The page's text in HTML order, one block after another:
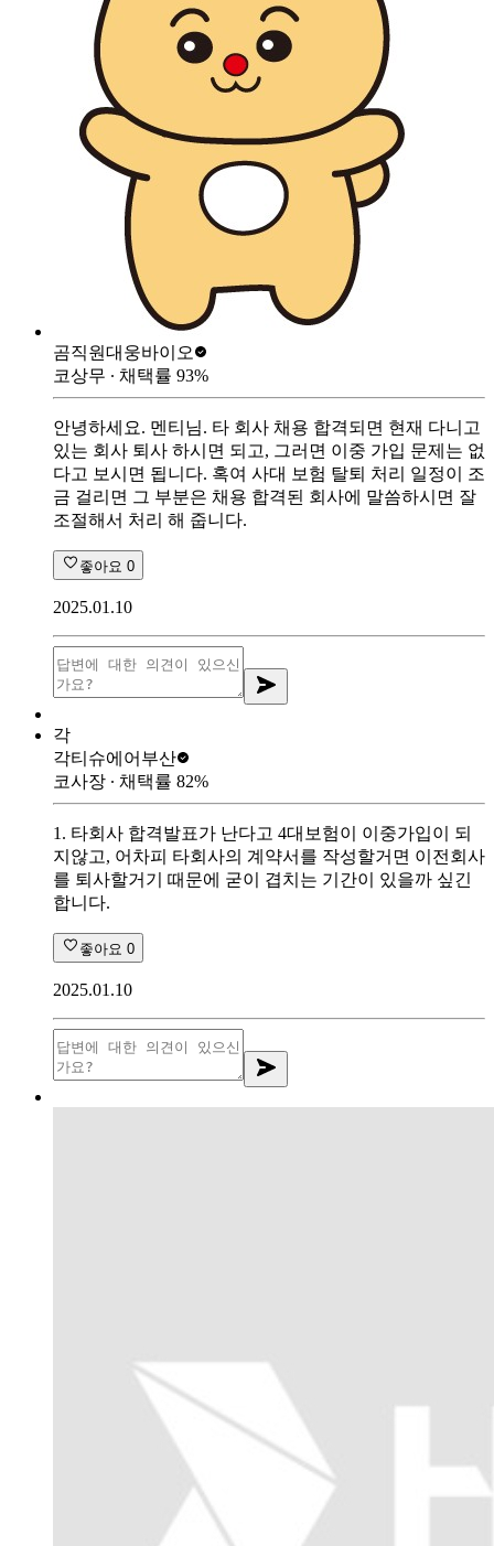
곰직원대웅바이오
코상무 ∙ 채택률 93%
안녕하세요. 멘티님. 타 회사 채용 합격되면 현재 다니고
있는 회사 퇴사 하시면 되고, 그러면 이중 가입 문제는 없
다고 보시면 됩니다. 혹여 사대 보험 탈퇴 처리 일정이 조
금 걸리면 그 부분은 채용 합격된 회사에 말씀하시면 잘
조절해서 처리 해 줍니다.
좋아요 0
2025.01.10
각
각티슈에어부산
코사장 ∙ 채택률 82%
1. 타회사 합격발표가 난다고 4대보험이 이중가입이 되
지않고, 어차피 타회사의 계약서를 작성할거면 이전회사
를 퇴사할거기 때문에 굳이 겹치는 기간이 있을까 싶긴
합니다.
좋아요 0
2025.01.10